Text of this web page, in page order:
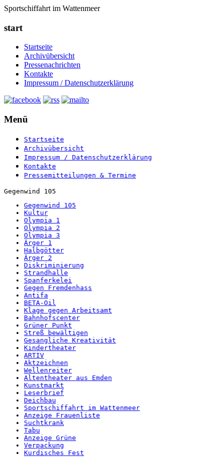
Sportschiffahrt im Wattenmeer
start
Startseite
Archivübersicht
Pressenachrichten
Kontakte
Impressum / Datenschutzerklärung
Menü
Startseite
Archivübersicht
Impressum / Datenschutzerklärung
Kontakte
Pressemitteilungen & Termine
Gegenwind 105
Gegenwind 105
Kultur
Olympia 1
Olympia 2
Olympia 3
Ärger 1
Halbgötter
Ärger 2
Diskriminierung
Strandhalle
Spanferkelei
Gegen Fremdenhass
Antifa
BETA-Oil
Klage gegen Arbeitsamt
Bahnhofscenter
Grüner Punkt
Streß bewältigen
Gesangliche Kreativität
Kindertheater
ARTIV
Aktzeichnen
Wellenreiter
Altentheater aus Emden
Kunstmarkt
Leserbrief
Deichbau
Sportschiffahrt im Wattenmeer
Anzeige Frauenliste
Suchtkrank
Tabu
Anzeige Grüne
Verpackung
Kurdisches Fest